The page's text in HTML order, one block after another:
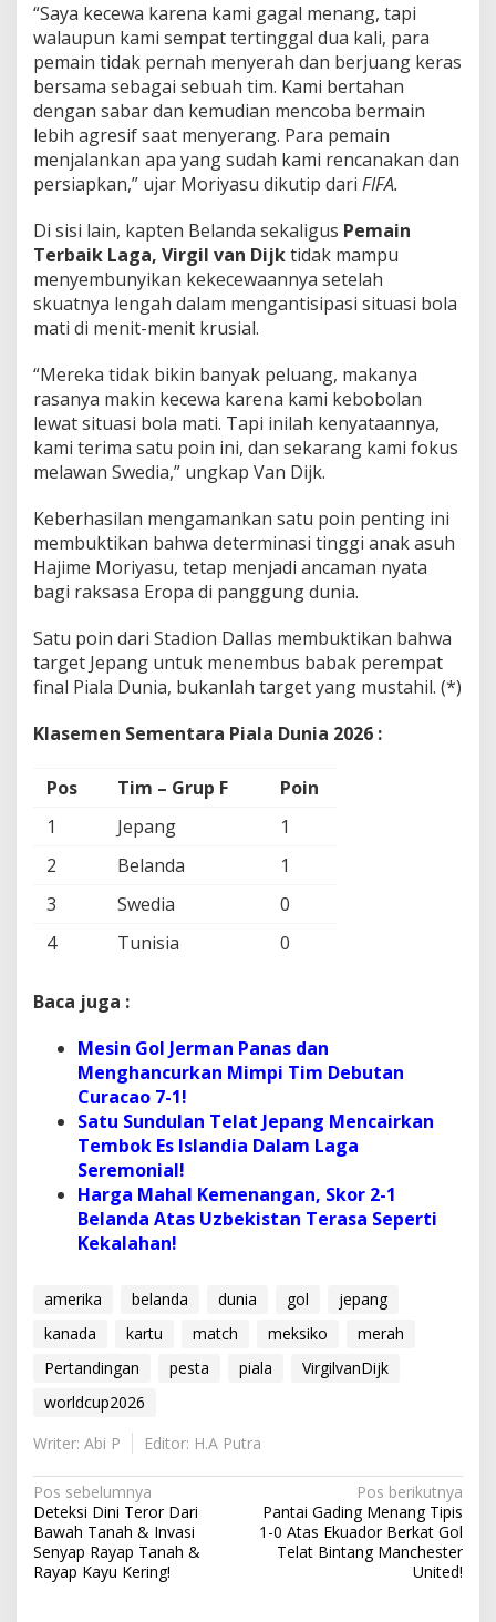
“Saya kecewa karena kami gagal menang, tapi
walaupun kami sempat tertinggal dua kali, para
pemain tidak pernah menyerah dan berjuang keras
bersama sebagai sebuah tim. Kami bertahan
dengan sabar dan kemudian mencoba bermain
lebih agresif saat menyerang. Para pemain
menjalankan apa yang sudah kami rencanakan dan
persiapkan,” ujar Moriyasu dikutip dari FIFA.
Di sisi lain, kapten Belanda sekaligus Pemain
Terbaik Laga, Virgil van Dijktidak mampu
menyembunyikan kekecewaannya setelah
skuatnya lengah dalam mengantisipasi situasi bola
mati di menit-menit krusial.
“Mereka tidak bikin banyak peluang, makanya
rasanya makin kecewa karena kami kebobolan
lewat situasi bola mati. Tapi inilah kenyataannya,
kami terima satu poin ini, dan sekarang kami fokus
melawan Swedia,” ungkap Van Dijk.
Keberhasilan mengamankan satu poin penting ini
membuktikan bahwa determinasi tinggi anak asuh
Hajime Moriyasu, tetap menjadi ancaman nyata
bagi raksasa Eropa di panggung dunia.
Satu poin dari Stadion Dallas membuktikan bahwa
target Jepang untuk menembus babak perempat
final Piala Dunia, bukanlah target yang mustahil. (*)
Klasemen Sementara Piala Dunia 2026 :
Pos Tim – Grup F
Poin
1
Jepang
1
2
Belanda
1
3
Swedia
0
4
Tunisia 0
Baca juga :
Mesin Gol Jerman Panas dan
Menghancurkan Mimpi Tim Debutan
Curacao 7-1!
Satu Sundulan Telat Jepang Mencairkan
Tembok Es Islandia Dalam Laga
Seremonial!
Harga Mahal Kemenangan, Skor 2-1
Belanda Atas Uzbekistan Terasa Seperti
Kekalahan!
amerika belanda dunia gol
jepang
kanada
kartu match meksiko
merah
Pertandingan
pesta piala
VirgilvanDijk
worldcup2026
Writer: Abi P
Editor: H.A Putra
N
a
v
i
Pos sebelumnya
Deteksi Dini Teror Dari
Bawah Tanah & Invasi
Senyap Rayap Tanah &
Rayap Kayu Kering!
Pos berikutnya
Pantai Gading Menang Tipis
1-0 Atas Ekuador Berkat Gol
Telat Bintang Manchester
United!